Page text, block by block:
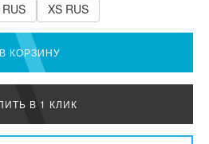
XS RUS
В КОРЗИНУ
В 1 КЛИК